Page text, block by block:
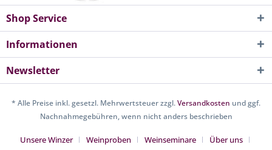
Shop Service
Informationen
Newsletter
* Alle Preise inkl. gesetzl. Mehrwertsteuer zzgl.Versandkosten und ggf.
Nachnahmegebühren, wenn nicht anders beschrieben
Unsere Winzer Weinproben Weinseminare
Über uns